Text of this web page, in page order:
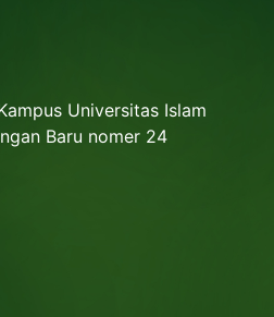
Universitas Islam
Baru nomer 24